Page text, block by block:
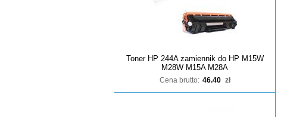
Toner HP 244A zamiennik do HP M15W
M28W M15A M28A
Cena brutto: 46.40 zł